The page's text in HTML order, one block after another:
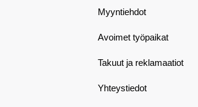
Myyntiehdot
Avoimet työpaikat
Takuut ja reklamaatiot
Yhteystiedot